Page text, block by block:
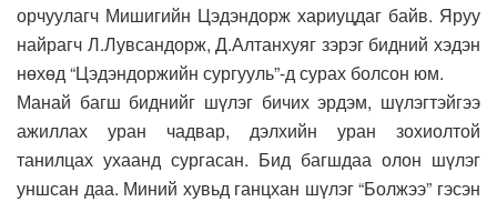
орчуулагч Мишигийн Цэдэндорж хариуцдаг байв. Яруу
найрагч Л.Лувсандорж, Д.Алтанхуяг зэрэг бидний хэдэн
нөхөд “Цэдэндоржийн сургууль”-д сурах болсон юм.
Манай багш биднийг шүлэг бичих эрдэм, шүлэгтэйгээ
ажиллах уран чадвар, дэлхийн уран зохиолтой
танилцах ухаанд сургасан. Бид багшдаа олон шүлэг
уншсан даа. Миний хувьд ганцхан шүлэг “Болжээ” гэсэн